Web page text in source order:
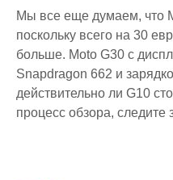
Мы все еще думаем, что
поскольку всего на 30
больше. Moto G30 с
Snapdragon 662 и
действительно ли G10
процесс обзора,